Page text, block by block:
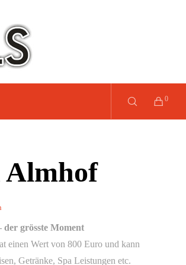
0
Almhof
der grösste Moment
einen Wert von 800 Euro und kann
Getränke, Spa Leistungen etc.